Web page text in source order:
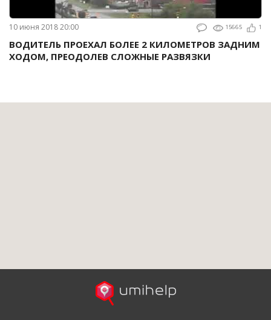
10 июня 2018 20:00 15665 1
ВОДИТЕЛЬ ПРОЕХАЛ БОЛЕЕ 2 КИЛОМЕТРОВ ЗАДНИМ
ХОДОМ, ПРЕОДОЛЕВ СЛОЖНЫЕ РАЗВЯЗКИ